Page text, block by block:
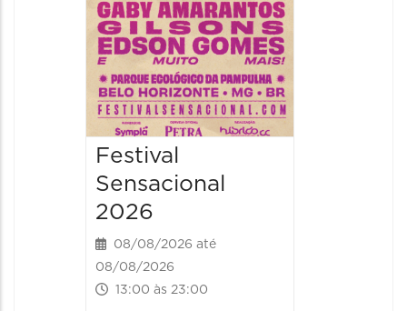
Festival
Sensacional
2026
08/08/2026 até
08/08/2026
13:00 às 23:00